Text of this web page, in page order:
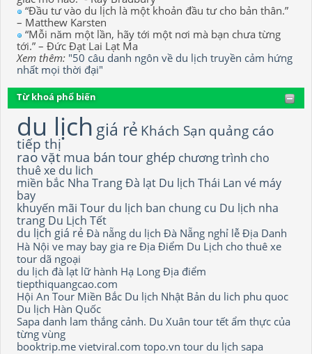
“Đầu tư vào du lịch là một khoản đầu tư cho bản thân.”
– Matthew Karsten
“Mỗi năm một lần, hãy tới một nơi mà bạn chưa từng
tới.” – Đức Đạt Lai Lạt Ma
Xem thêm: "50 câu danh ngôn về du lịch truyền cảm hứng
nhất mọi thời đại"
Từ khoá phổ biến
du lịch giá rẻ Khách Sạn quảng cáo
tiếp thị
rao vặt mua bán tour ghép chương trình cho
thuê xe du lich
miền bắc Nha TrangĐà lạt Du lịch Thái Lan vé máy
bay
khuyến mãi Tour du lịch ban chung cu Du lịch nha
trang Du Lịch Tết
du lịch giá rẻĐà nẵng du lịch Đà Nẵng nghỉ lễ Địa Danh
Hà Nội ve may bay gia re Địa Điểm Du Lịch cho thuê xe
tour dã ngoại
du lịch đà lạt lữ hành Hạ Long Địa điểm
tiepthiquangcao.com
Hội An Tour Miền Bắc Du lịch Nhật Bản du lich phu quoc
Du lịch Hàn Quốc
Sapa danh lam thắng cảnh. Du Xuân tour tết ẩm thực của
từng vùng
booktrip.me vietviral.com topo.vn tour du lịch sapa